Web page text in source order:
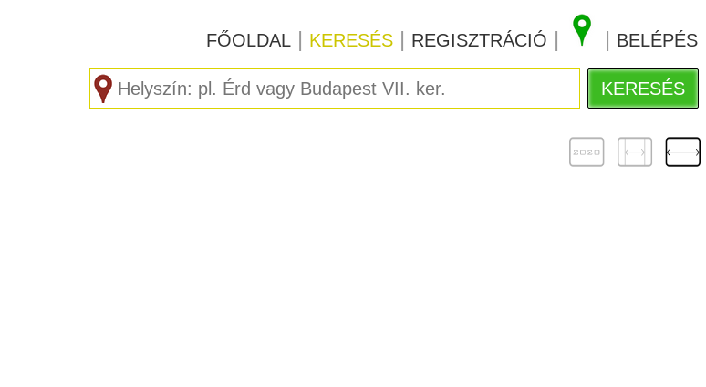
FŐOLDAL| KERESÉS| REGISZTRÁCIÓ | | BELÉPÉS